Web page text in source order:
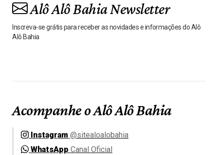
Alô Alô Bahia Newsletter
Inscreva-se grátis para receber as novidades e informações do Alô
Alô Bahia
Acompanhe o Alô Alô Bahia
Instagram @sitealoalobahia
WhatsApp Canal Oficial